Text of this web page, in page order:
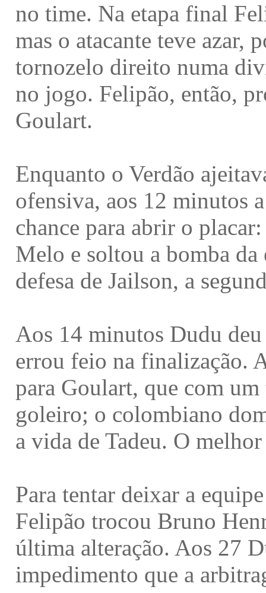
no time. Na etapa final
mas o atacante teve azar,
tornozelo direito numa
no jogo. Felipão, então,
Goulart.
Enquanto o Verdão
ofensiva, aos 12 minutos
chance para abrir o
Melo e soltou a bomba da
defesa de Jailson, a
Aos 14 minutos Dudu
errou feio na finalização.
para Goulart, que com
goleiro; o colombiano
a vida de Tadeu. O
Para tentar deixar a
Felipão trocou Bruno
última alteração. Aos 27
impedimento que a